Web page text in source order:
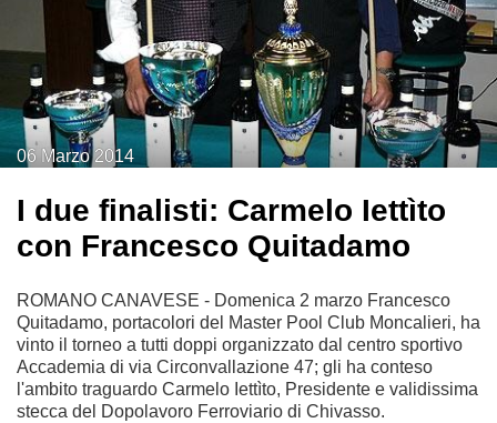
06 Marzo2014
I due finalisti: Carmelo Iettìto
con Francesco Quitadamo
ROMANO CANAVESE - Domenica 2 marzo Francesco
Quitadamo, portacolori del Master Pool Club Moncalieri, ha
vinto il torneo a tutti doppi organizzato dal centro sportivo
Accademia di via Circonvallazione 47; gli ha conteso
l'ambito traguardo Carmelo Iettìto, Presidente e validissima
stecca del Dopolavoro Ferroviario di Chivasso.